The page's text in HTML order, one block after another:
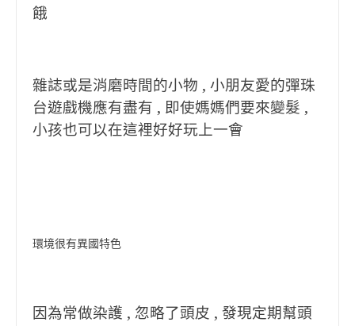
餓
雜誌或是消磨時間的小物 , 小朋友愛的彈珠
台遊戲機應有盡有 , 即使媽媽們要來變髮 ,
小孩也可以在這裡好好玩上一會
環境很有異國特色
因為常做染護 , 忽略了頭皮 , 發現定期幫頭